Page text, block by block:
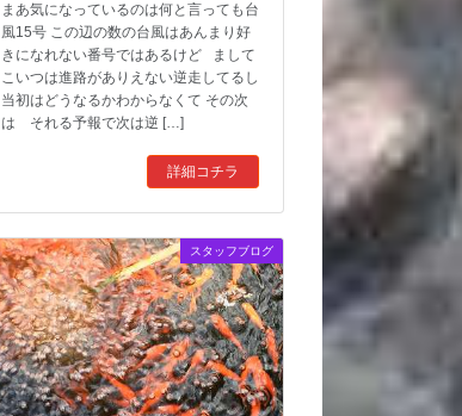
まあ気になっているのは何と言っても台
風15号 この辺の数の台風はあんまり好
きになれない番号ではあるけど まして
こいつは進路がありえない逆走してるし
当初はどうなるかわからなくて その次
は それる予報で次は逆 […]
詳細コチラ
スタッフブログ